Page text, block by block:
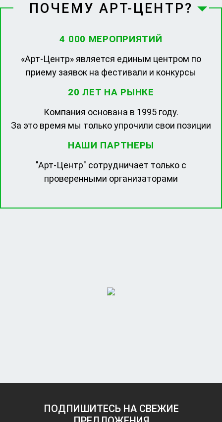
ПОЧЕМУ АРТ-ЦЕНТР?
4 000 МЕРОПРИЯТИЙ
«Арт-Центр» является единым центром по
приему заявок на фестивали и конкурсы
20 ЛЕТ НА РЫНКЕ
Компания основана в 1995 году.
За это время мы только упрочили свои позиции
НАШИ ПАРТНЕРЫ
"Арт-Центр" сотрудничает только с
проверенными организаторами
ПОДПИШИТЕСЬ НА СВЕЖИЕ